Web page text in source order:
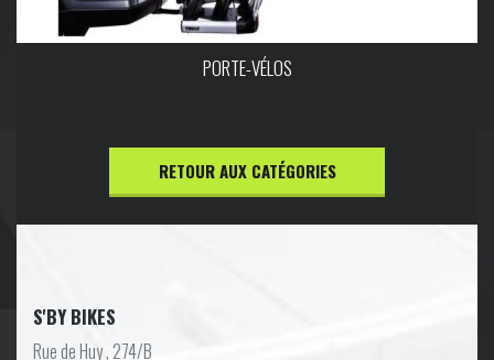
PORTE-VÉLOS
RETOUR AUX CATÉGORIES
S'BY BIKES
Rue de Huy , 274/B